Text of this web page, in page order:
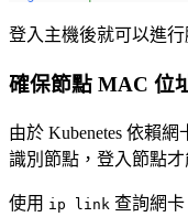
登入主機後就可以進
確保節點 MAC 位
由於 Kubenetes 依賴
識別節點，登入節點
使用 ip link 查詢網卡